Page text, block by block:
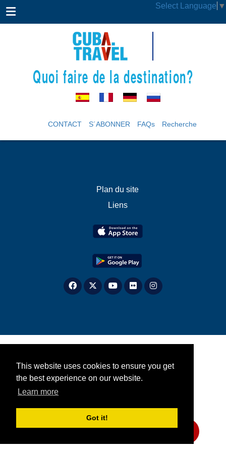
This website uses cookies to ensure you get
the best experience on our website.
Learn more
Got it!
Partagez-nous votre avis
Select Language ▼
Quoi faire de la destination?
CONTACT S´ABONNER FAQs Recherche
Plan du site
Liens